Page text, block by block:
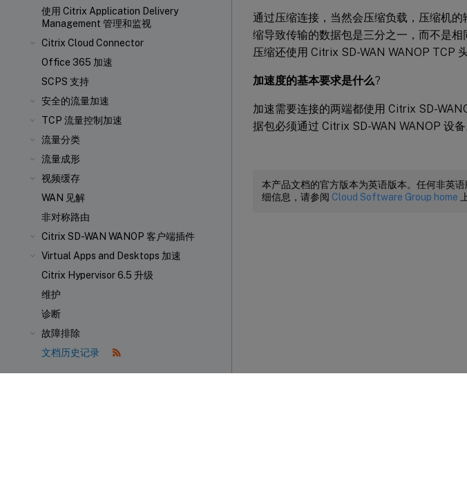
使用 Citrix Application Delivery
Management 管理和监视
Citrix Cloud Connector
Office 365 加速
SCPS 支持
安全的流量加速
TCP 流量控制加速
流量分类
流量成形
视频缓存
WAN 见解
非对称路由
Citrix SD-WAN WANOP 客户端插件
Virtual Apps and Desktops 加速
Citrix Hypervisor 6.5 升级
维护
诊断
故障排除
文档历史记录
通过压缩连接，当然会压缩负载，压缩机
缩导致传输的数据包是三分之一，而不是
压缩还使用 Citrix SD-WAN WANOP TCP
加速度的基本要求是什么?
加速需要连接的两端都使用 Citrix SD-
据包必须通过 Citrix SD-WAN WANOP 设备
本产品文档的官方版本为英语版本。任何非英
细信息，请参阅 Cloud Software Group home